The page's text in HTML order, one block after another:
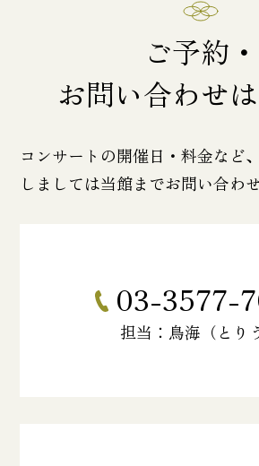
ご予約・
お問い合わせ
コンサートの開催日・料金など
しましては当館までお問い合わ
03-3577-
担当：鳥海（とり